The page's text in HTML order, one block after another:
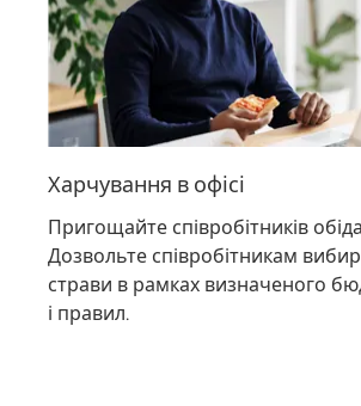
Харчування в офісі
Пригощайте співробітників
Дозвольте співробітникам
страви в рамках визначеного
і правил.